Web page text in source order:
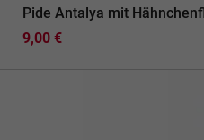
Pide Antalya mit
9,00 €